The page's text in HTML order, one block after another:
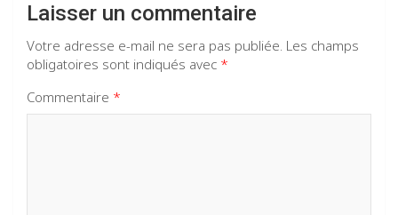
Laisser un commentaire
Votre adresse e-mail ne sera pas publiée. Les champs
obligatoires sont indiqués avec *
Commentaire *